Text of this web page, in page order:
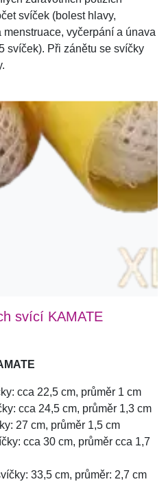
svíček (bolest hlavy,
vyčerpání a únava
svíček). Při zánětu se svíčky
svící KAMATE
cca 22,5 cm, průměr 1 cm
cca 24,5 cm, průměr 1,3 cm
27 cm, průměr 1,5 cm
cca 30 cm, průměr cca 1,7
33,5 cm, průměr: 2,7 cm